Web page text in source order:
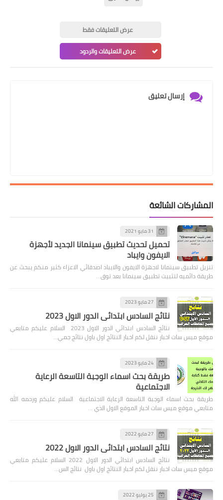
عرض التعليقات فقط
عرض التعليقات والردود
إرسال تعليق
المشاركات الشائعة
31 مايو 2021
تحميل تحديث تطبيق سينمانا الجديد لأجهزة
الايفون وايباد
تنزيل تطبيق سينمانا لاجهزة الايفون والايباد اصدقائي الاعزاء كثير منكم يبحث عن
طريقة دائميه لتثبيت تطبيق سينمانا بعد توق…
27 مايو 2023
نتائج السادس ابتدائي الدور الاول 2023
نتائج السادس ابتدائي الدور الاول 2023 السلام عليكم متابعي
موقع ميس سات اخبار ننقل لكم اخبار النتائج اول باول نتائج جمي…
24 مايو 2023
طريقة بحث اسماء الوجبة التاسعة الرعاية
الاجتماعية
طريقة بحث اسماء الوجبة التاسعة الرعاية الاجتماعية السلام عليكم ورحمه الله
متابعي موقع ميس سات اخبار الموقع الاول الذي …
27 مايو 2022
نتائج السادس ابتدائي الدور الاول 2022
نتائج السادس ابتدائي الدور الاول 2022 السلام عليكم متابعي
موقع ميس سات اخبار ننقل لكم اخبار النتائج اول باول نتائج الس…
25 يوليو 2022